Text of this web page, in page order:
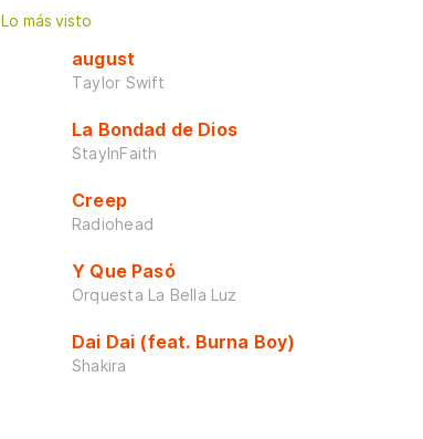
Lo más visto
august
Taylor Swift
La Bondad de Dios
StayInFaith
Creep
Radiohead
Y Que Pasó
Orquesta La Bella Luz
Dai Dai (feat. Burna Boy)
Shakira